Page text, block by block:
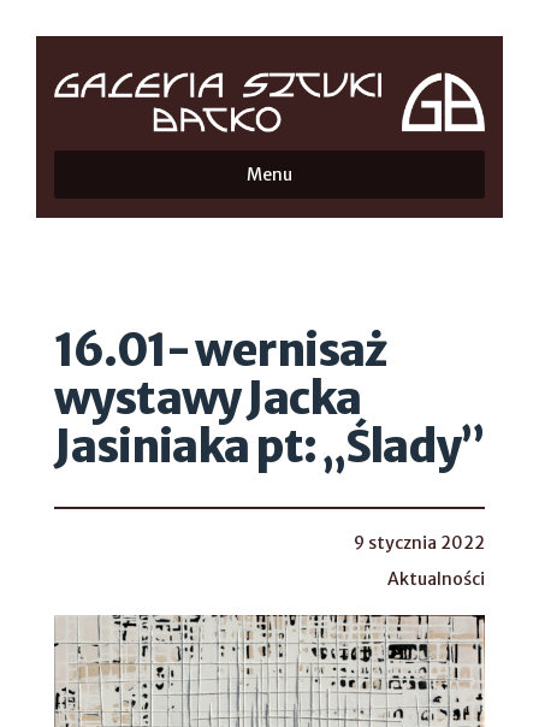
Menu
16.01- wernisaż
wystawy Jacka
Jasiniaka pt: „Ślady”
9 stycznia 2022
Aktualności